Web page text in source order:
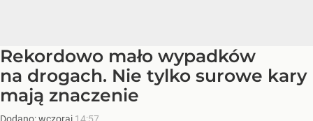
Rekordowo mało wypadków
na drogach. Nie tylko surowe kary
mają znaczenie
Dodano:wczoraj 14:57